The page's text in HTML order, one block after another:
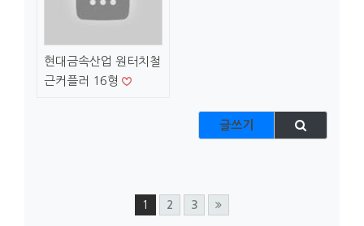
현대금속산업 원터치철
근커플러 16형
글쓰기
1 2 3